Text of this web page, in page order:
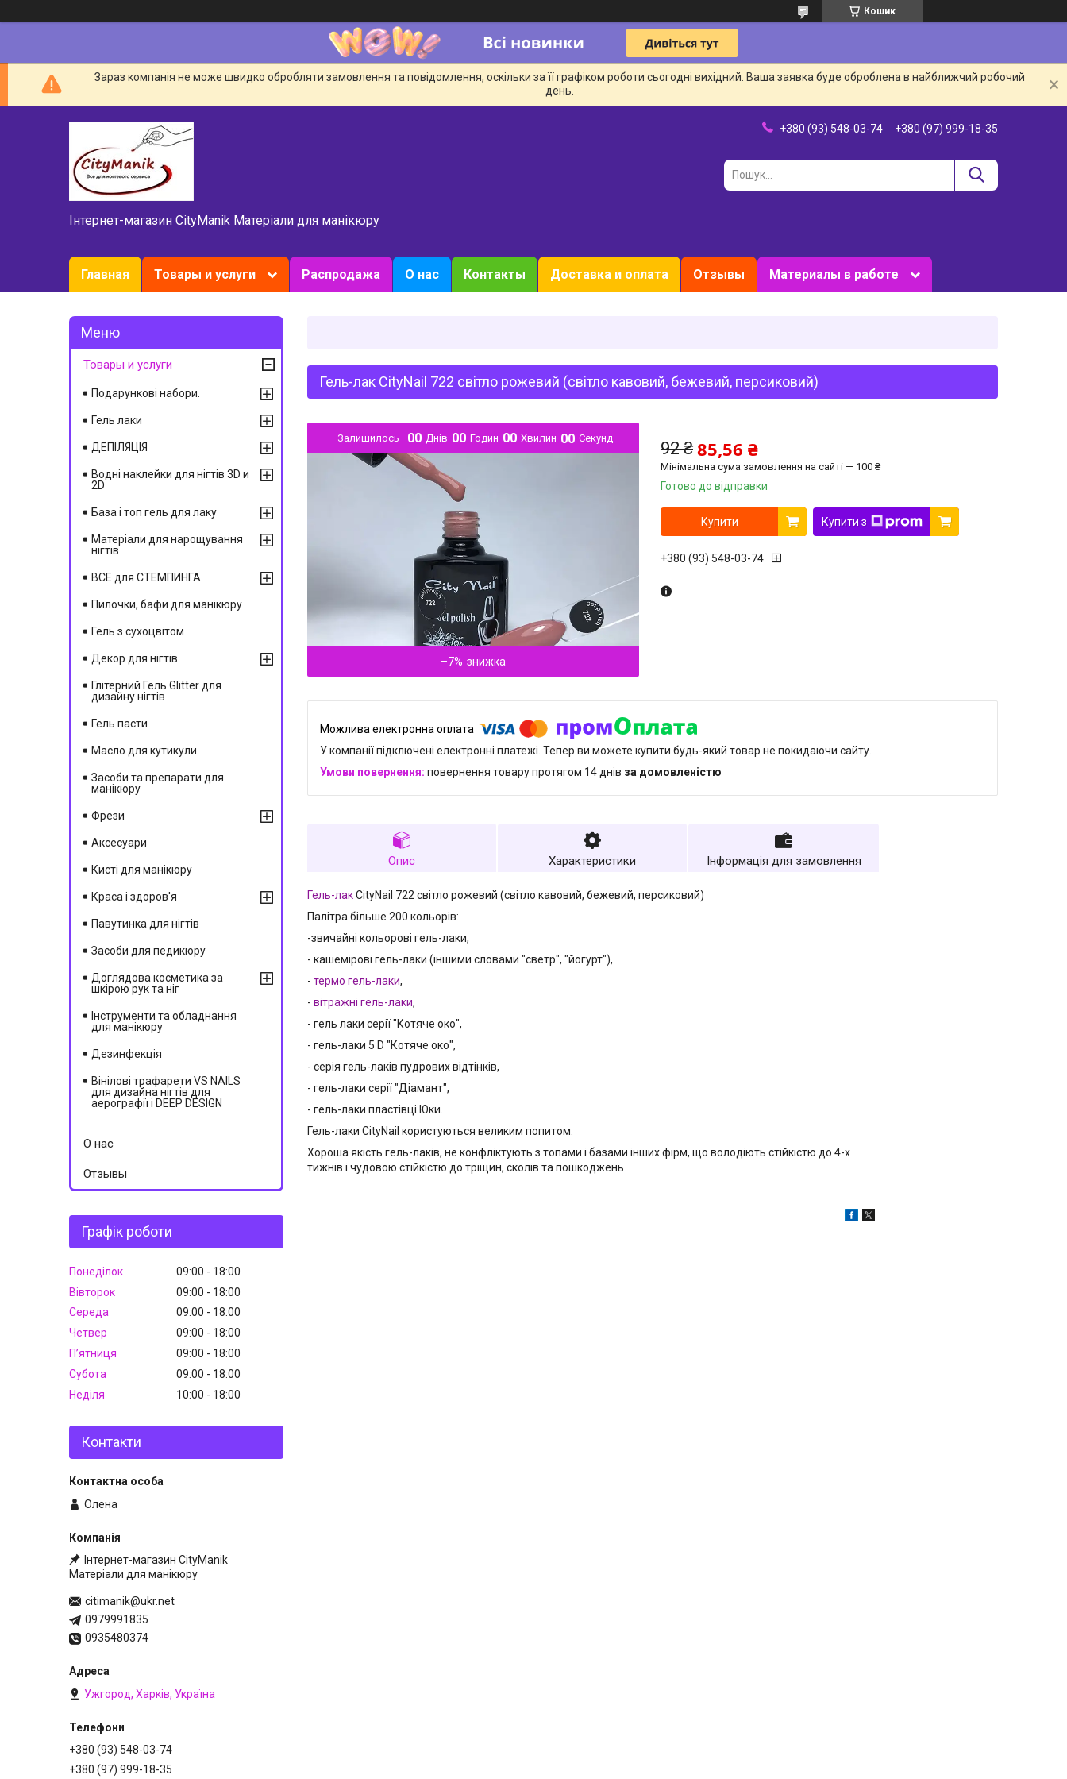
Кошик
Зараз компанія не може швидко обробляти замовлення та повідомлення, оскільки за її графіком роботи сьогодні вихідний. Ваша заявка буде оброблена в найближчий робочий
день.
Інтернет-магазин CityManik Матеріали для манікюру
+380 (93) 548-03-74 +380 (97) 999-18-35
Главная Товары и услуги Распродажа О нас Контакты Доставка и оплата Отзывы Материалы в работе
Гель-лак CityNail 722 світло рожевий (світло кавовий, бежевий, персиковий)
Залишилось 00 Днів 00 Годин 00 Хвилин 00 Секунд
–7%
92 ₴ 85,56 ₴
Мінімальна сума замовлення на сайті — 100 ₴
Готово до відправки
Купити Купити з
+380 (93) 548-03-74
У компанії підключені електронні платежі. Тепер ви можете купити будь-який товар не покидаючи сайту.
повернення товару протягом 14 днів за домовленістю
Опис Характеристики Інформація для замовлення
Гель-лакCityNail 722 світло рожевий (світло кавовий, бежевий, персиковий)
Палітра більше 200 кольорів:
-звичайні кольорові гель-лаки,
- кашемірові гель-лаки (іншими словами "светр", "йогурт"),
- термо гель-лаки,
- вітражні гель-лаки,
- гель лаки серії "Котяче око",
- гель-лаки 5 D "Котяче око",
- серія гель-лаків пудрових відтінків,
- гель-лаки серії "Діамант",
- гель-лаки пластівці Юки.
Гель-лаки CityNail користуються великим попитом.
Хороша якість гель-лаків, не конфліктують з топами і базами інших фірм, що володіють стійкістю до 4-х
тижнів і чудовою стійкістю до тріщин, сколів та пошкоджень
Товары и услуги
Подарункові набори.
Гель лаки
ДЕПІЛЯЦІЯ
Водні наклейки для нігтів 3D и
2D
База і топ гель для лаку
Матеріали для нарощування
нігтів
ВСЕ для СТЕМПИНГА
Пилочки, бафи для манікюру
Гель з сухоцвітом
Декор для нігтів
Глітерний Гель Glitter для
дизайну нігтів
Гель пасти
Масло для кутикули
Засоби та препарати для
манікюру
Фрези
Аксесуари
Кисті для манікюру
Краса і здоров'я
Павутинка для нігтів
Засоби для педикюру
Доглядова косметика за
шкірою рук та ніг
Інструменти та обладнання
для манікюру
Дезинфекція
Вінілові трафарети VS NAILS
для дизайна нігтів для
аерографії і DEEP DESIGN
О нас
Отзывы
Графік роботи
Понеділок 09:00
18:00
Вівторок
09:00
18:00
Середа
09:00
18:00
Четвер
09:00
18:00
Пʼятниця
09:00
18:00
Субота
09:00
18:00
Неділя
10:00 18:00
Контакти
Олена
Інтернет-магазин CityManik
Матеріали для манікюру
citimanik@ukr.net
0979991835
0935480374
Ужгород, Харків, Україна
+380 (93) 548-03-74
+380 (97) 999-18-35